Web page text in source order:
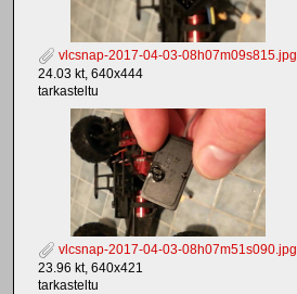
vlcsnap-2017-04-03-08h07m09s815.jpg
24.03 kt, 640x444
tarkasteltu
vlcsnap-2017-04-03-08h07m51s090.jpg
23.96 kt, 640x421
tarkasteltu